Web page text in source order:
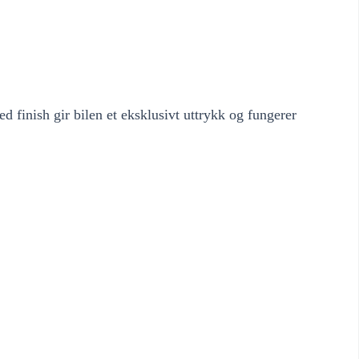
finish gir bilen et eksklusivt uttrykk og fungerer